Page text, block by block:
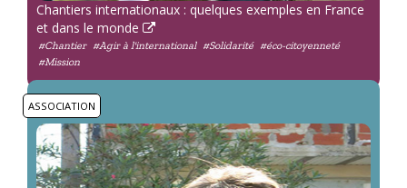
Chantiers internationaux : quelques exemples en France
et dans le monde
#Chantier #Agir à l'international #Solidarité #éco-citoyenneté
#Mission
ASSOCIATION